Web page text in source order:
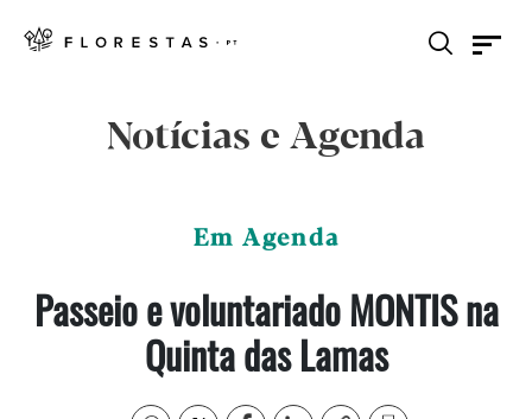
Notícias e Agenda
Em Agenda
Passeio e voluntariado MONTIS na
Quinta das Lamas